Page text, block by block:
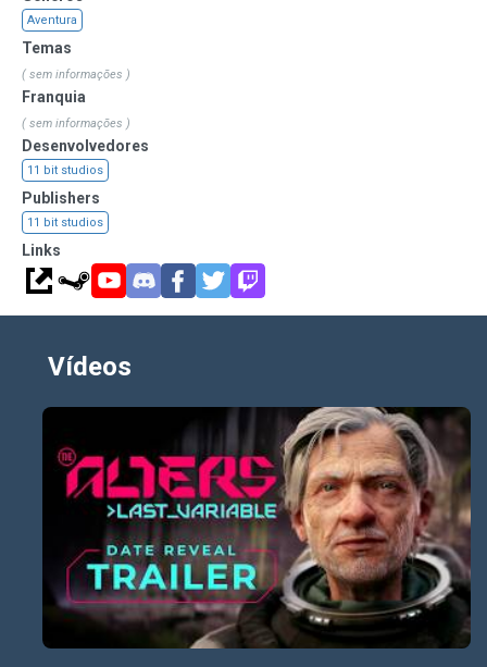
Aventura
Temas
( sem informações )
Franquia
( sem informações )
Desenvolvedores
11 bit studios
Publishers
11 bit studios
Links
Vídeos